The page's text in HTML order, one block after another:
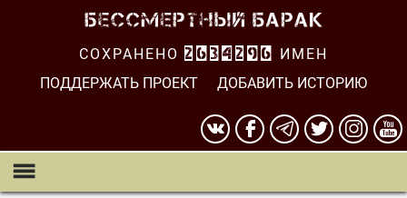
СОХРАНЕНО 2634296
ИМЕН
ПОДДЕРЖАТЬ ПРОЕКТ
ДОБАВИТЬ ИСТОРИЮ